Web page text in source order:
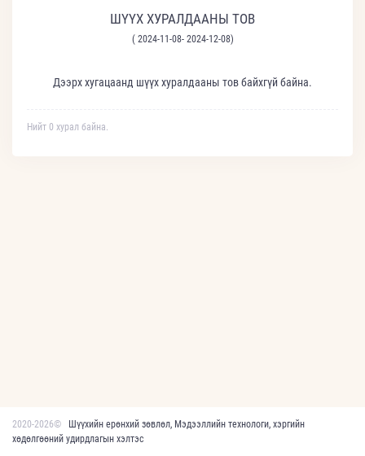
ШҮҮХ ХУРАЛДААНЫ ТОВ
( 2024-11-08- 2024-12-08)
Дээрх хугацаанд шүүх хуралдааны тов байхгүй байна.
Нийт 0 хурал байна.
2020-2026©
Шүүхийн ерөнхий зөвлөл, Мэдээллийн технологи, хэргийн
хөдөлгөөний удирдлагын хэлтэс